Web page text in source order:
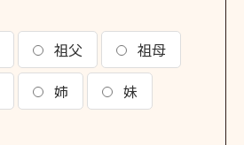
祖父
祖母
姉
妹